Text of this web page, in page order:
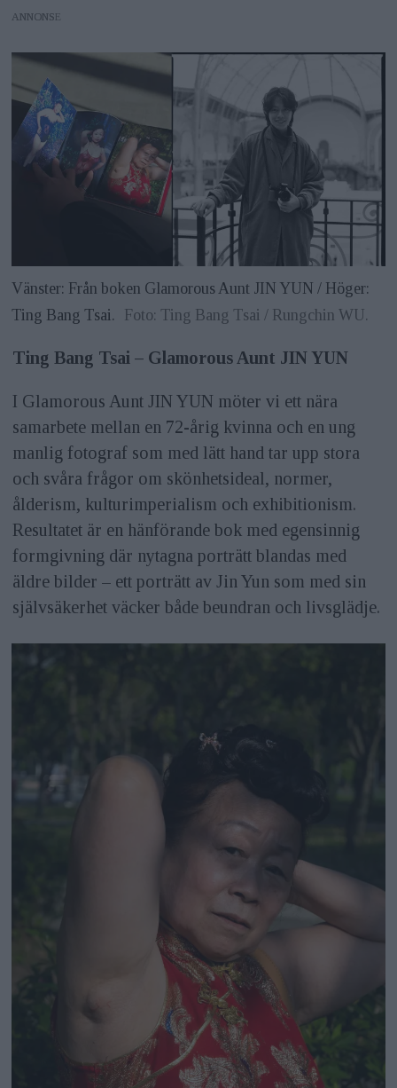
ANNONS
Vänster: Från boken Glamorous Aunt JIN YUN / Höger:
Ting Bang Tsai. Foto: Ting Bang Tsai / Rungchin WU.
Ting Bang Tsai – Glamorous Aunt JIN YUN
I Glamorous Aunt JIN YUN möter vi ett nära
samarbete mellan en 72-årig kvinna och en ung
manlig fotograf som med lätt hand tar upp stora
och svåra frågor om skönhetsideal, normer,
ålderism, kulturimperialism och exhibitionism.
Resultatet är en hänförande bok med egensinnig
formgivning där nytagna porträtt blandas med
äldre bilder – ett porträtt av Jin Yun som med sin
självsäkerhet väcker både beundran och livsglädje.